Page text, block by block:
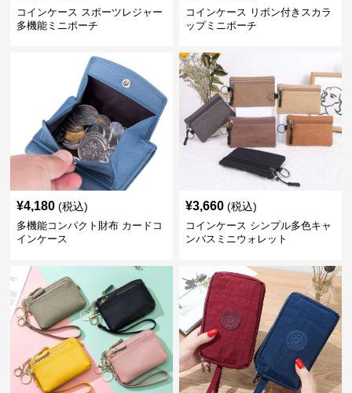
コインケース スポーツレジャー
多機能ミニポーチ
コインケース リボン付きスカラ
ップミニポーチ
¥4,180 (税込)
多機能コンパクト財布 カードコ
インケース
¥3,660 (税込)
コインケース シンプル多色キャ
ンバスミニウォレット